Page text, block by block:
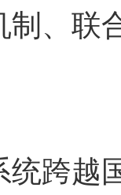
、联
跨越